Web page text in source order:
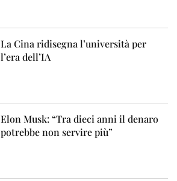
La Cina ridisegna l’università per
l’era dell’IA
Elon Musk: “Tra dieci anni il denaro
potrebbe non servire più”